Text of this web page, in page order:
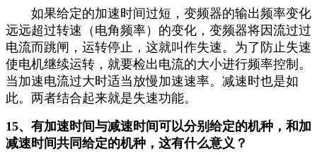
如果给定的加速时间过短，变频器的输出频率变化
远远超过转速（电角频率）的变化，变频器将因流过过
电流而跳闸，运转停止，这就叫作失速。为了防止失速
使电机继续运转，就要检出电流的大小进行频率控制。
当加速电流过大时适当放慢加速速率。减速时也是如
此。两者结合起来就是失速功能。
15、有加速时间与减速时间可以分别给定的机种，和加
减速时间共同给定的机种，这有什么意义？